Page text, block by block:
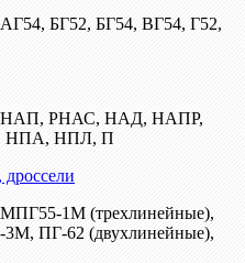
БГ52, БГ54, ВГ54, Г52,
РНАС, НАД, НАПР,
НПА, НПЛ, П
дроссели
1М (трехлинейные),
ПГ-62 (двухлинейные),